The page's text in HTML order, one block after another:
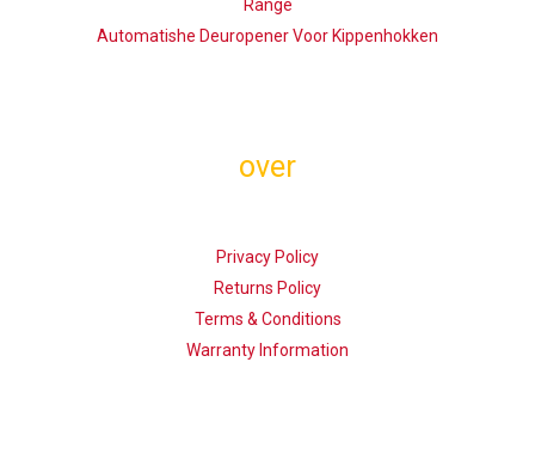
Range
Automatishe Deuropener Voor Kippenhokken
over
Privacy Policy
Returns Policy
Terms & Conditions
Warranty Information